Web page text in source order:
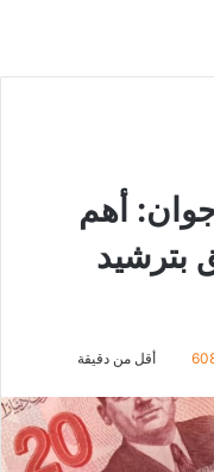
أهم
بترشيد
أقل من دقيقة